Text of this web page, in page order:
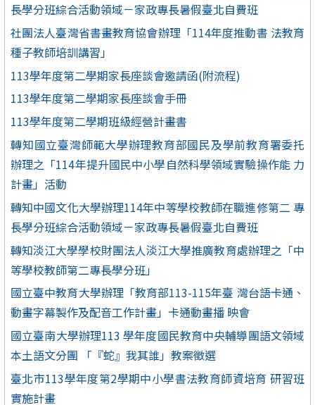
長學分班綜合活動領域－家政專長暑假臺北自費班
社團法人臺灣省書畫教育協會辦理「114年度推動書 法教育
種子教師培訓講習」
113學年度第二學期家長座談會邀請函(附流程)
113學年度第二學期家長座談會手冊
113學年度第二學期班級經營計畫書
轉知國立臺灣師範大學辦理教育部國民及學前教育署委托
辦理之「114年提升國民中小學自然科學領域實驗操作能 力
計畫」活動
轉知中國文化大學辦理114年中等學校教師在職進修第二 專
長學分班綜合活動領域－家政專長暑假臺北自費班
轉知淡江大學學校財團法人淡江大學推廣教育處辦理之「中
等學校教師第二專長學分班」
國立臺中教育大學辦理「教育部113-115年臺 灣台語卡通、
動畫字幕製作及配音工作計畫」卡通動畫播 映會
國立臺南大學辦理113 學年度國民教育中央輔導團語文領域
本土語文分團 「『蛇』我其誰」教案徵選
臺北市113學年度第2學期中小學書法教育師資培育 研習班
實施計畫